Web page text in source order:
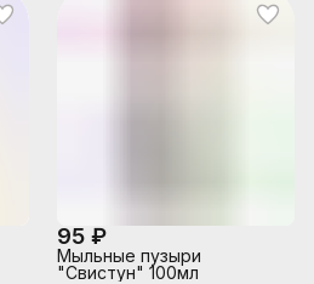
95 ₽
Мыльные пузыри
"Свистун" 100мл